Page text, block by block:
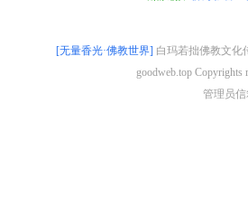
[无量香光·佛教世界] 白玛若拙佛教文化
goodweb.top
管理员信